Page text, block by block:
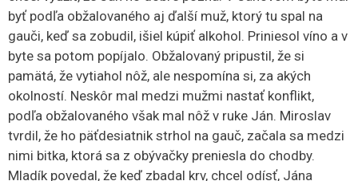
byť podľa obžalovaného aj ďalší muž, ktorý tu spal na
gauči, keď sa zobudil, išiel kúpiť alkohol. Priniesol víno a v
byte sa potom popíjalo. Obžalovaný pripustil, že si
pamätá, že vytiahol nôž, ale nespomína si, za akých
okolností. Neskôr mal medzi mužmi nastať konflikt,
podľa obžalovaného však mal nôž v ruke Ján. Miroslav
tvrdil, že ho päťdesiatnik strhol na gauč, začala sa medzi
nimi bitka, ktorá sa z obývačky preniesla do chodby.
Mladík povedal, že keď zbadal krv, chcel odísť, Jána